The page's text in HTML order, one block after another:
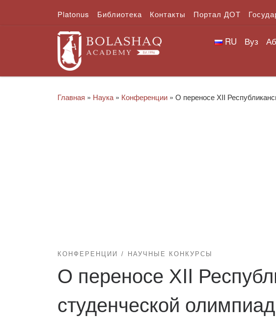
Перейти к содержимому
Platonus Библиотека Контакты Портал ДОТ
RU Вуз
Главная » Наука » Конференции » О переносе ХII
КОНФЕРЕНЦИИ НАУЧНЫЕ КОНКУРСЫ
О переносе ХII
студенческой